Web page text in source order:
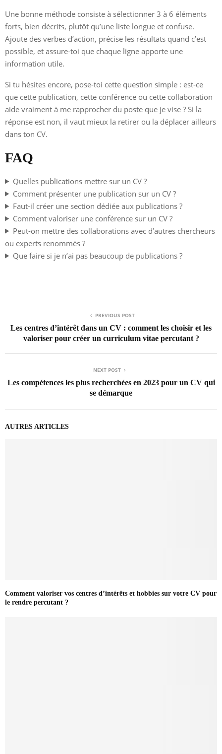
Une bonne méthode consiste à sélectionner 3 à 6 éléments
forts, bien décrits, plutôt qu’une liste longue et confuse.
Ajoute des verbes d’action, précise les résultats quand c’est
possible, et assure-toi que chaque ligne apporte une
information utile.
Si tu hésites encore, pose-toi cette question simple : est-ce
que cette publication, cette conférence ou cette collaboration
aide vraiment à me rapprocher du poste que je vise ? Si la
réponse est non, il vaut mieux la retirer ou la déplacer ailleurs
dans ton CV.
FAQ
Quelles publications mettre sur un CV ?
Comment présenter une publication sur un CV ?
Faut-il créer une section dédiée aux publications ?
Comment valoriser une conférence sur un CV ?
Peut-on mettre des collaborations avec d’autres chercheurs
ou experts renommés ?
Que faire si je n’ai pas beaucoup de publications ?
PREVIOUS POST
Les centres d’intérêt dans un CV : comment les choisir et les
valoriser pour créer un curriculum vitae percutant ?
NEXT POST
Les compétences les plus recherchées en 2023 pour un CV qui
se démarque
AUTRES ARTICLES
Comment valoriser vos centres d’intérêts et hobbies sur votre CV pour
le rendre percutant ?